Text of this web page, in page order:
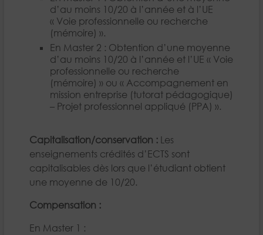
d’au moins 10/20 à l’année et à l’UE
« Voie professionnelle ou recherche
(mémoire) ».
En Master 2 : Obtention d’une moyenne
d’au moins 10/20 à l’année et l’UE « Voie
professionnelle ou recherche
(mémoire) » ou « Accompagnement en
mission entreprise (tutorat pédagogique)
– Projet professionnel appliqué (PPA) ».
Capitalisation/conservation : Les
enseignements crédités d’ECTS sont
capitalisables dès lors que l’étudiant obtient
une moyenne de 10/20.
Compensation :
En Master 1 :